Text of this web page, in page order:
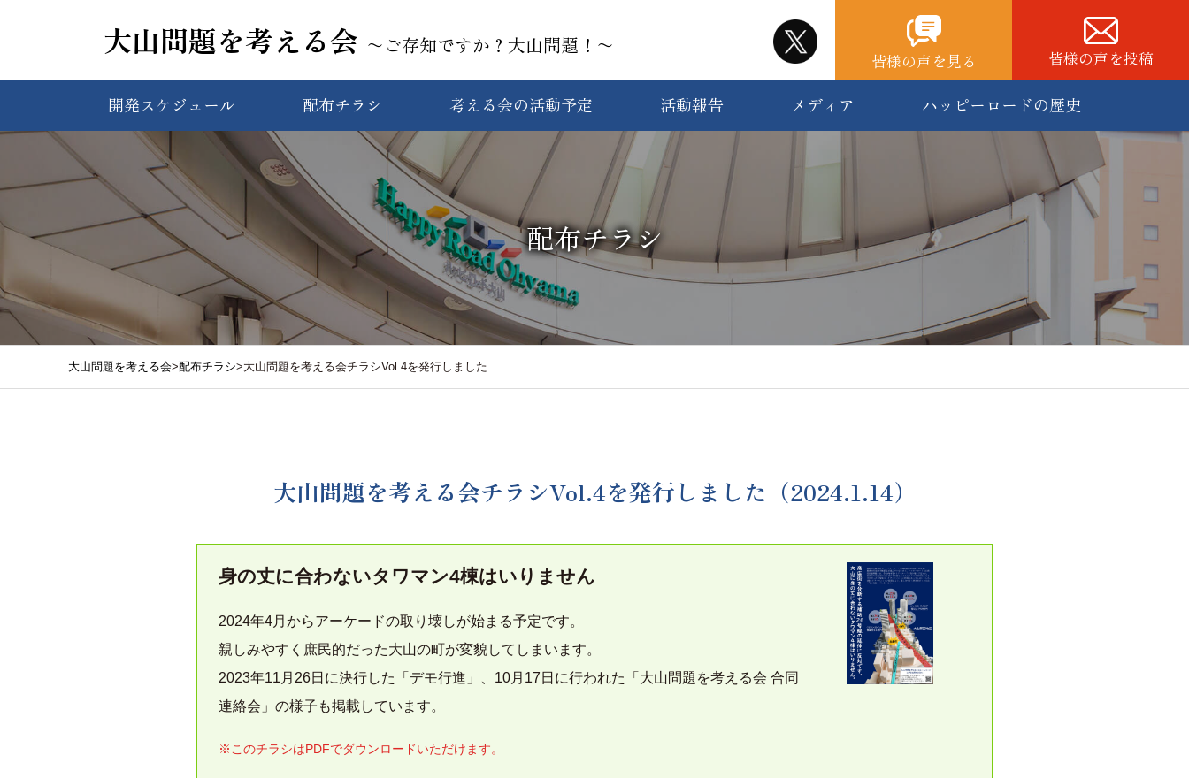
大山問題を考える会 〜ご存知ですか？大山問題！〜
皆様の声を見る 皆様の声を投稿
開発スケジュール 配布チラシ 考える会の活動予定 活動報告 メディア ハッピーロードの歴史
配布チラシ
大山問題を考える会>配布チラシ>大山問題を考える会チラシVol.4を発行しました
大山問題を考える会チラシVol.4を発行しました（2024.1.14）
身の丈に合わないタワマン4棟はいりません
2024年4月からアーケードの取り壊しが始まる予定です。
親しみやすく庶民的だった大山の町が変貌してしまいます。
2023年11月26日に決行した「デモ行進」、10月17日に行われた「大山問題を考える会 合同
連絡会」の様子も掲載しています。
※このチラシはPDFでダウンロードいただけます。